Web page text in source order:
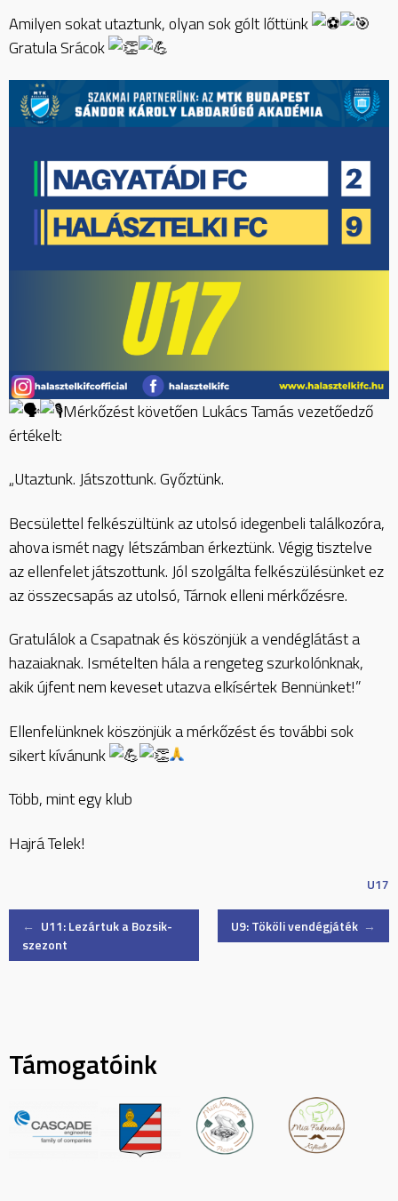
Amilyen sokat utaztunk, olyan sok gólt lőttünk
Gratula Srácok
Mérkőzést követően Lukács Tamás vezetőedző
értékelt:
„Utaztunk. Játszottunk. Győztünk.
Becsülettel felkészültünk az utolsó idegenbeli találkozóra,
ahova ismét nagy létszámban érkeztünk. Végig tisztelve
az ellenfelet játszottunk. Jól szolgálta felkészülésünket ez
az összecsapás az utolsó, Tárnok elleni mérkőzésre.
Gratulálok a Csapatnak és köszönjük a vendéglátást a
hazaiaknak. Ismételten hála a rengeteg szurkolónknak,
akik újfent nem keveset utazva elkísértek Bennünket!”
Ellenfelünknek köszönjük a mérkőzést és további sok
sikert kívánunk
Több, mint egy klub
Hajrá Telek!
U17
Post
← U11: Lezártuk a Bozsik-
szezont
U9: Tököli vendégjáték →
Támogatóink